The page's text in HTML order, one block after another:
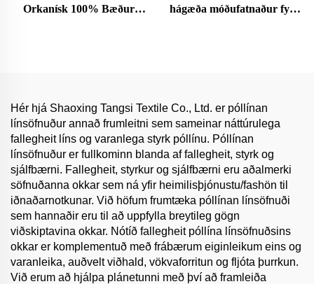
Orkanísk 100% Bæður
hágæða móðufatnaður fyrir
Hér hjá Shaoxing Tangsi Textile Co., Ltd. er póllínan
línsöfnuður annað frumleitni sem sameinar náttúrulega
fallegheit líns og varanlega styrk póllínu. Póllínan
línsöfnuður er fullkominn blanda af fallegheit, styrk og
sjálfbærni. Fallegheit, styrkur og sjálfbærni eru aðalmerki
söfnuðanna okkar sem ná yfir heimilisþjónustu/fashön til
iðnaðarnotkunar. Við höfum frumtæka póllínan línsöfnuði
sem hannaðir eru til að uppfylla breytileg gögn
viðskiptavina okkar. Nótíð fallegheit póllína línsöfnuðsins
okkar er komplementuð með frábærum eiginleikum eins og
varanleika, auðvelt viðhald, vökvaforritun og fljóta þurrkun.
Við erum að hjálpa plánetunni með því að framleiða